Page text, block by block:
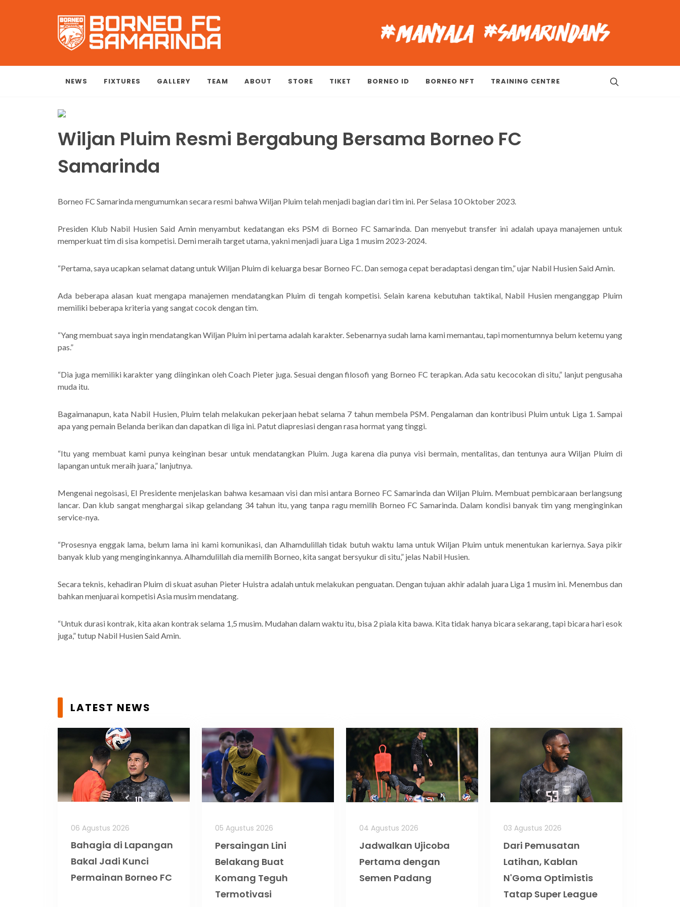
NEWS FIXTURES GALLERY TEAM ABOUT STORE TIKET BORNEO ID BORNEO NFT TRAINING CENTRE
Wiljan Pluim Resmi Bergabung Bersama Borneo FC
Samarinda
Borneo FC Samarinda mengumumkan secara resmi bahwa Wiljan Pluim telah menjadi bagian dari tim ini. Per Selasa 10 Oktober 2023.
Presiden Klub Nabil Husien Said Amin menyambut kedatangan eks PSM di Borneo FC Samarinda. Dan menyebut transfer ini adalah upaya manajemen untuk
memperkuat tim di sisa kompetisi. Demi meraih target utama, yakni menjadi juara Liga 1 musim 2023-2024.
“Pertama, saya ucapkan selamat datang untuk Wiljan Pluim di keluarga besar Borneo FC. Dan semoga cepat beradaptasi dengan tim,” ujar Nabil Husien Said Amin.
Ada beberapa alasan kuat mengapa manajemen mendatangkan Pluim di tengah kompetisi. Selain karena kebutuhan taktikal, Nabil Husien menganggap Pluim
memiliki beberapa kriteria yang sangat cocok dengan tim.
“Yang membuat saya ingin mendatangkan Wiljan Pluim ini pertama adalah karakter. Sebenarnya sudah lama kami memantau, tapi momentumnya belum ketemu yang
pas.”
“Dia juga memiliki karakter yang diinginkan oleh Coach Pieter juga. Sesuai dengan filosofi yang Borneo FC terapkan. Ada satu kecocokan di situ,” lanjut pengusaha
muda itu.
Bagaimanapun, kata Nabil Husien, Pluim telah melakukan pekerjaan hebat selama 7 tahun membela PSM. Pengalaman dan kontribusi Pluim untuk Liga 1. Sampai
apa yang pemain Belanda berikan dan dapatkan di liga ini. Patut diapresiasi dengan rasa hormat yang tinggi.
“Itu yang membuat kami punya keinginan besar untuk mendatangkan Pluim. Juga karena dia punya visi bermain, mentalitas, dan tentunya aura Wiljan Pluim di
lapangan untuk meraih juara,” lanjutnya.
Mengenai negoisasi, El Presidente menjelaskan bahwa kesamaan visi dan misi antara Borneo FC Samarinda dan Wiljan Pluim. Membuat pembicaraan berlangsung
lancar. Dan klub sangat menghargai sikap gelandang 34 tahun itu, yang tanpa ragu memilih Borneo FC Samarinda. Dalam kondisi banyak tim yang menginginkan
service-nya.
“Prosesnya enggak lama, belum lama ini kami komunikasi, dan Alhamdulillah tidak butuh waktu lama untuk Wiljan Pluim untuk menentukan kariernya. Saya pikir
banyak klub yang menginginkannya. Alhamdulillah dia memilih Borneo, kita sangat bersyukur di situ,” jelas Nabil Husien.
Secara teknis, kehadiran Pluim di skuat asuhan Pieter Huistra adalah untuk melakukan penguatan. Dengan tujuan akhir adalah juara Liga 1 musim ini. Menembus dan
bahkan menjuarai kompetisi Asia musim mendatang.
“Untuk durasi kontrak, kita akan kontrak selama 1,5 musim. Mudahan dalam waktu itu, bisa 2 piala kita bawa. Kita tidak hanya bicara sekarang, tapi bicara hari esok
juga,” tutup Nabil Husien Said Amin.
LATEST NEWS
06 Agustus 2026
Bahagia di Lapangan
Bakal Jadi Kunci
Permainan Borneo FC
05 Agustus 2026
Persaingan Lini
Belakang Buat
Komang Teguh
Termotivasi
04 Agustus 2026
Jadwalkan Ujicoba
Pertama dengan
Semen Padang
03 Agustus 2026
Dari Pemusatan
Latihan, Kablan
N'Goma Optimistis
Tatap Super League